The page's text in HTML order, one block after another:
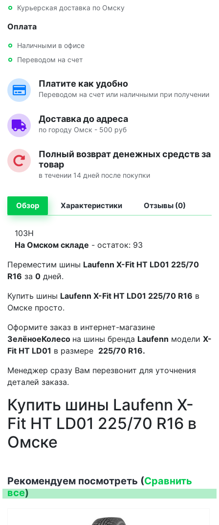
Курьерская доставка по Омску
Оплата
Наличными в офисе
Переводом на счет
Платите как удобно
Переводом на счет или наличными при получении
Доставка до адреса
по городу Омск - 500 руб
Полный возврат денежных средств за
товар
в течении 14 дней после покупки
Обзор Характеристики Отзывы (0)
103H
На Омском складе - остаток: 93
Переместим шины Laufenn X-Fit HT LD01 225/70
R16 за 0 дней.
Купить шины Laufenn X-Fit HT LD01 225/70 R16 в
Омске просто.
Оформите заказ в интернет-магазине
ЗелёноеКолесо на шины бренда Laufenn модели X-
Fit HT LD01 в размере 225/70 R16.
Менеджер сразу Вам перезвонит для уточнения
деталей заказа.
Купить шины Laufenn X-
Fit HT LD01 225/70 R16 в
Омске
Рекомендуем посмотреть (Сравнить
все)